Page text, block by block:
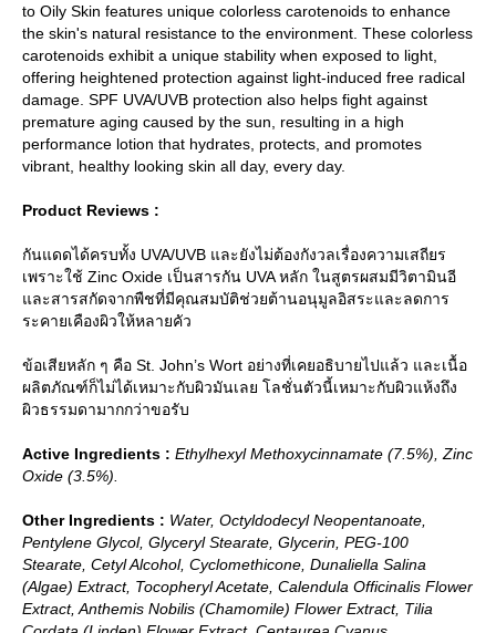
to Oily Skin features unique colorless carotenoids to enhance
the skin's natural resistance to the environment. These colorless
carotenoids exhibit a unique stability when exposed to light,
offering heightened protection against light-induced free radical
damage. SPF UVA/UVB protection also helps fight against
premature aging caused by the sun, resulting in a high
performance lotion that hydrates, protects, and promotes
vibrant, healthy looking skin all day, every day.
Product Reviews :
กันแดดได้ครบทั้ง UVA/UVB และยังไม่ต้องกังวลเรื่องความเสถียร
เพราะใช้ Zinc Oxide เป็นสารกัน UVA หลัก ในสูตรผสมมีวิตามินอี
ละสารสกัดจากพืชที่มีคุณสมบัติช่วยต้านอนุมูลอิสระและลดการ
ระคายเคืองผิวให้หลายคัว
ข้อเสียหลัก ๆ คือ St. John’s Wort อย่างที่เคยอธิบายไปแล้ว และเนื้อ
ผลิตภัณฑ์ก็ไม่ได้เหมาะกับผิวมันเลย โลชั่นตัวนี้เหมาะกับผิวแห้งถึง
ผิวธรรมดามากกว่าขอรับ
Active Ingredients : Ethylhexyl Methoxycinnamate (7.5%), Zinc
Oxide (3.5%).
Other Ingredients : Water, Octyldodecyl Neopentanoate,
Pentylene Glycol, Glyceryl Stearate, Glycerin, PEG-100
Stearate, Cetyl Alcohol, Cyclomethicone, Dunaliella Salina
(Algae) Extract, Tocopheryl Acetate, Calendula Officinalis Flower
Extract, Anthemis Nobilis (Chamomile) Flower Extract, Tilia